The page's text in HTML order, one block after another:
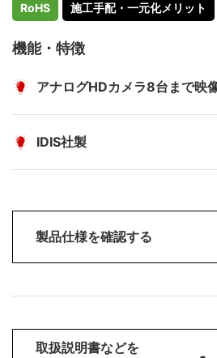
RoHS 施工手配・一元化メリット
機能・特徴
アナログHDカメラ8台まで映
IDIS社製
製品仕様を確認する
取扱説明書などを